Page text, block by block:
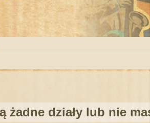
żadne działy lub nie